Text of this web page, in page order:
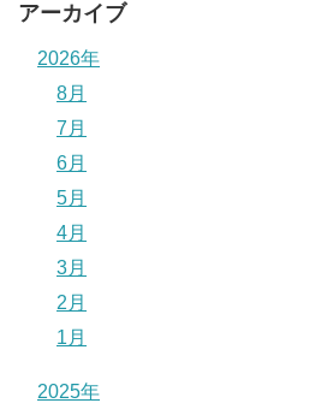
アーカイブ
2026年
8月
7月
6月
5月
4月
3月
2月
1月
2025年